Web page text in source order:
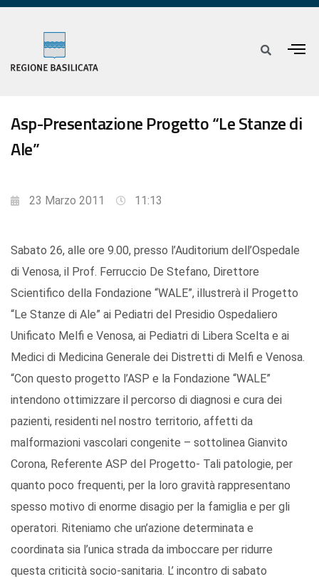
Asp-Presentazione Progetto “Le Stanze di
Ale”
23 Marzo 2011 11:13
Sabato 26, alle ore 9.00, presso l’Auditorium dell’Ospedale
di Venosa, il Prof. Ferruccio De Stefano, Direttore
Scientifico della Fondazione “WALE”, illustrerà il Progetto
“Le Stanze di Ale” ai Pediatri del Presidio Ospedaliero
Unificato Melfi e Venosa, ai Pediatri di Libera Scelta e ai
Medici di Medicina Generale dei Distretti di Melfi e Venosa.
“Con questo progetto l’ASP e la Fondazione “WALE”
intendono ottimizzare il percorso di diagnosi e cura dei
pazienti, residenti nel nostro territorio, affetti da
malformazioni vascolari congenite – sottolinea Gianvito
Corona, Referente ASP del Progetto- Tali patologie, per
quanto poco frequenti, per la loro gravità rappresentano
spesso motivo di enorme disagio per la famiglia e per gli
operatori. Riteniamo che un’azione determinata e
coordinata sia l’unica strada da imboccare per ridurre
questa criticità socio-sanitaria. L’ incontro di sabato